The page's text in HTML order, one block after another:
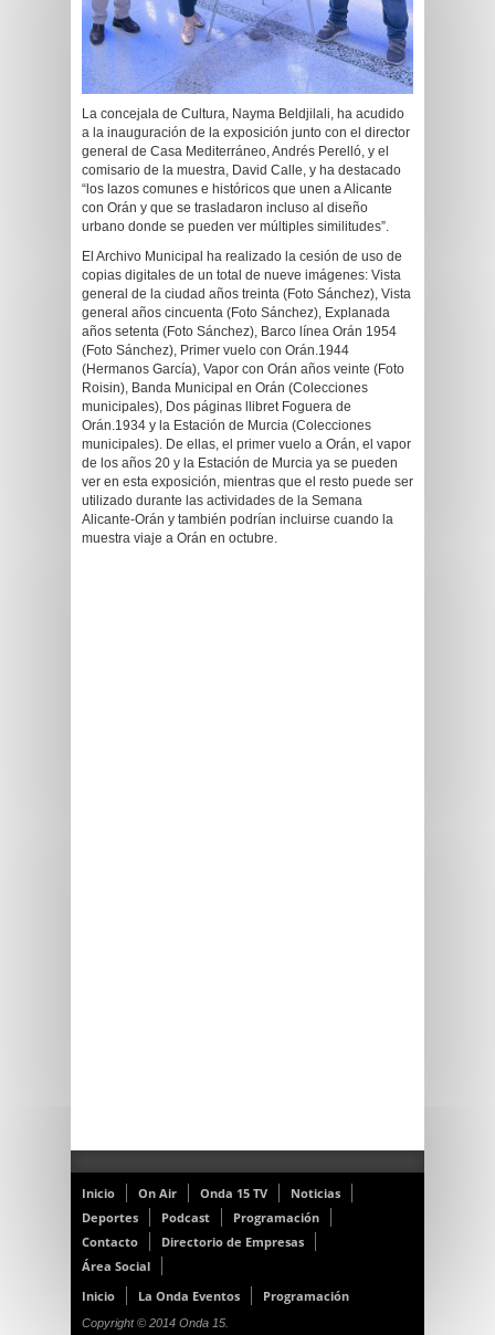
La concejala de Cultura, Nayma Beldjilali, ha acudido
a la inauguración de la exposición junto con el director
general de Casa Mediterráneo, Andrés Perelló, y el
comisario de la muestra, David Calle, y ha destacado
“los lazos comunes e históricos que unen a Alicante
con Orán y que se trasladaron incluso al diseño
urbano donde se pueden ver múltiples similitudes”.
El Archivo Municipal ha realizado la cesión de uso de
copias digitales de un total de nueve imágenes: Vista
general de la ciudad años treinta (Foto Sánchez), Vista
general años cincuenta (Foto Sánchez), Explanada
años setenta (Foto Sánchez), Barco línea Orán 1954
(Foto Sánchez), Primer vuelo con Orán.1944
(Hermanos García), Vapor con Orán años veinte (Foto
Roisin), Banda Municipal en Orán (Colecciones
municipales), Dos páginas llibret Foguera de
Orán.1934 y la Estación de Murcia (Colecciones
municipales). De ellas, el primer vuelo a Orán, el vapor
de los años 20 y la Estación de Murcia ya se pueden
ver en esta exposición, mientras que el resto puede ser
utilizado durante las actividades de la Semana
Alicante-Orán y también podrían incluirse cuando la
muestra viaje a Orán en octubre.
Inicio On Air Onda 15 TV
Noticias
Deportes
Podcast
Programación
Contacto
Directorio de Empresas
Área Social
Inicio
La Onda Eventos Programación
Copyright © 2014 Onda 15.